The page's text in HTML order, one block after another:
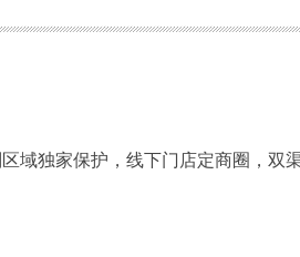
域独家保护，线下门店定商圈，双